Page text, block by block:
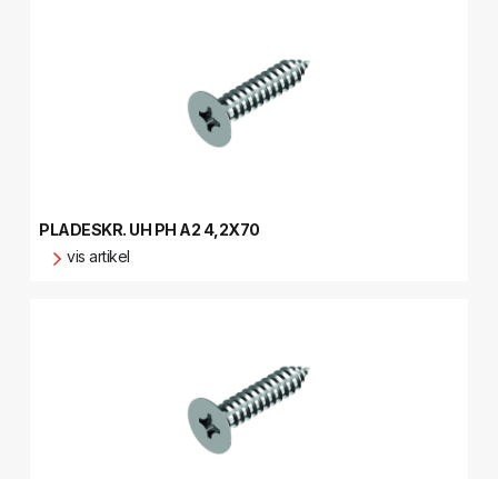
PLADESKR. UH PH A2 4,2X70
vis artikel